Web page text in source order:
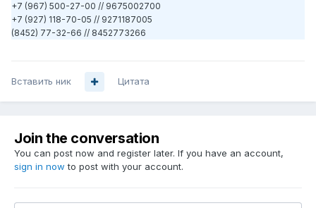
+7 (967) 500-27-00 // 9675002700
+7 (927) 118-70-05 // 9271187005
(8452) 77-32-66 // 8452773266
Вставить ник Цитата
Join the conversation
You can post now and register later. If you have an account,
sign in now to post with your account.